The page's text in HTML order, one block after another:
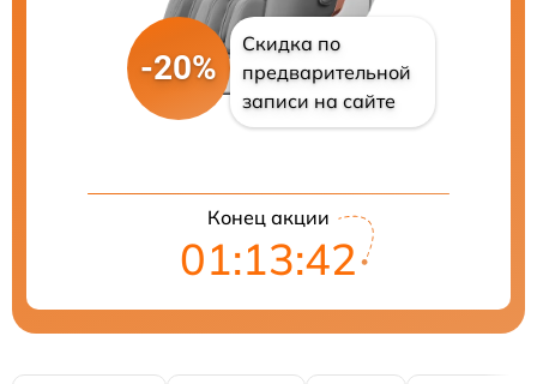
-20%
Скидка по
предварительной
записи на сайте
Конец акции
01:13:42